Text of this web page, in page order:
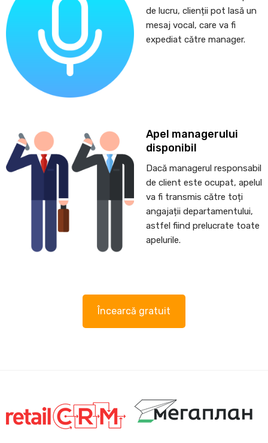
de lucru, clienții pot lasă un
mesaj vocal, care va fi
expediat către manager.
Apel managerului
disponibil
Dacă managerul responsabil
de client este ocupat, apelul
va fi transmis către toți
angajații departamentului,
astfel fiind prelucrate toate
apelurile.
Încearcă gratuit